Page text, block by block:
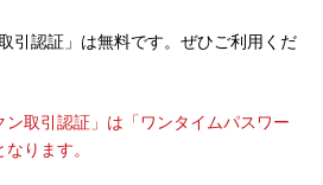
引認証」は無料です。ぜひご利用くだ
ン取引認証」は「ワンタイムパスワー
ります。